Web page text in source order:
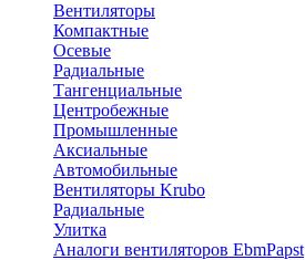
Вентиляторы
Компактные
Осевые
Радиальные
Тангенциальные
Центробежные
Промышленные
Аксиальные
Автомобильные
Вентиляторы Krubo
Радиальные
Улитка
Аналоги вентиляторов EbmPapst